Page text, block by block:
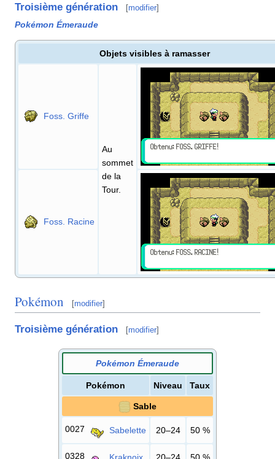
Troisième génération [modifier]
Pokémon Émeraude
Objets visibles à ramasser
Foss. Griffe
Au
sommet
de la
Tour.
Foss. Racine
Pokémon [modifier]
Troisième génération [modifier]
Pokémon Émeraude
Pokémon Niveau Taux
Sable
0027 Sabelette 20–24 50 %
0328 Kraknoix 20–24 50 %